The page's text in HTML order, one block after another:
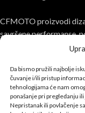
Da bismo pružili najbolje
čuvanje i/ili pristup
tehnologijama će nam
ponašanje pri pregledanju
Nepristanak ili povlačenje
CFMOTO proizvodi
savršene performanse,